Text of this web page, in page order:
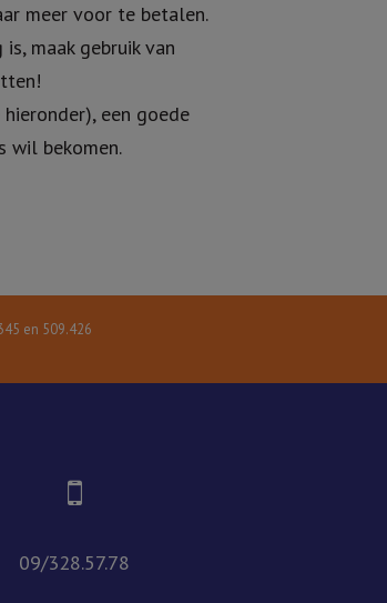
meer voor te betalen.
maak gebruik van
een goede
wil bekomen.
en 509.426
09/328.57.78